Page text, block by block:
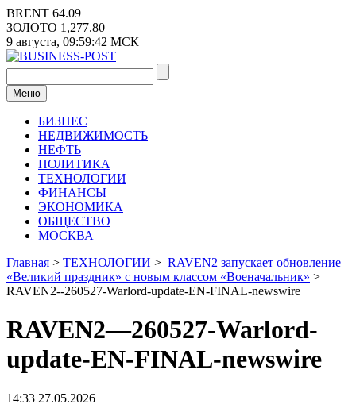
Перейти
к
содержимому
BRENT 64.09
ЗОЛОТО 1,277.80
9 августа, 09:59:42 МСК
Меню
БИЗНЕС
НЕДВИЖИМОСТЬ
НЕФТЬ
ПОЛИТИКА
ТЕХНОЛОГИИ
ФИНАНСЫ
ЭКОНОМИКА
ОБЩЕСТВО
МОСКВА
Главная > ТЕХНОЛОГИИ > RAVEN2 запускает обновление
«Великий праздник» с новым классом «Военачальник» >
RAVEN2--260527-Warlord-update-EN-FINAL-newswire
RAVEN2—260527-Warlord-
update-EN-FINAL-newswire
14:33 27.05.2026